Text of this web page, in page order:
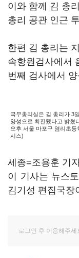
이와 함께 김 총
총리 공관 인근
한편 김 총리는
속항원검사에서
번째 검사에서
국무총리실은 김 총리가 3
양성으로 확진됐다고 밝혔
오후 서울 마포구 염리초
시스)
세종=조용훈 기
이 기사는 뉴스
김기성 편집국장